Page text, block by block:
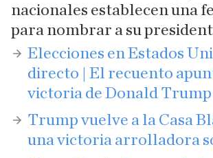
nacionales establecen una
para nombrar a su
​Elecciones en Estados
directo | El recuento
victoria de Donald Trump
Trump vuelve a la Casa
una victoria arrolladora